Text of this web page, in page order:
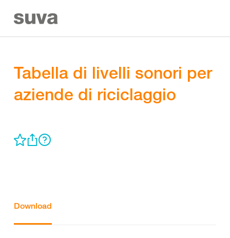
Tabella di livelli sonori per
aziende di riciclaggio
Download